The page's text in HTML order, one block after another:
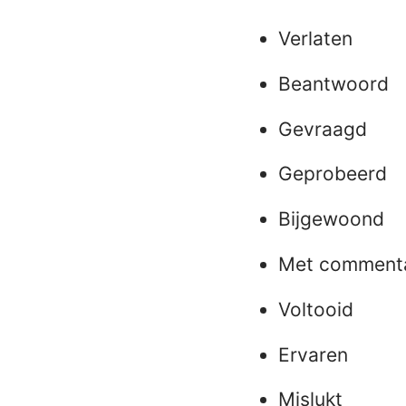
Verlaten
Beantwoord
Gevraagd
Geprobeerd
Bijgewoond
Met
Voltooid
Ervaren
Mislukt